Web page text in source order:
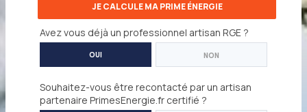
Avez vous déjà un professionnel artisan RGE ?
OUI NON
Souhaitez-vous être recontacté par un artisan
partenaire PrimesEnergie.fr certifié ?